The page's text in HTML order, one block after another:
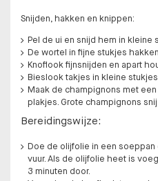
Snijden, hakken en knippen:
Pel de ui en snijd hem in kleine
De wortel in fijne stukjes
Knoflook fijnsnijden en apart
Bieslook takjes in kleine
Maak de champignons met
plakjes. Grote champignons
Bereidingswijze:
Doe de olijfolie in een
vuur. Als de olijfolie heet is
3 minuten door.